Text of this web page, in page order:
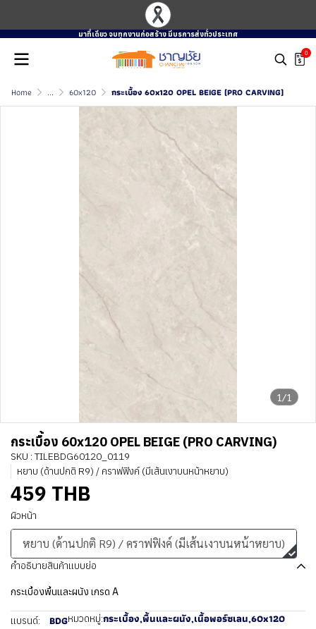
มาที่เดียว จบทุกงานก่อสร้าง มีบรการส่งทั่วประเทศ
0
Home ... 60x120 กระเบื้อง 60x120 OPEL BEIGE (PRO CARVING)
1/1
กระเบื้อง 60x120 OPEL BEIGE (PRO CARVING)
SKU : TILEBDG60120_0119
หยาบ (ด้านปกติ R9) / คราฟฟิงค์ (มีเส้นเงาบนหน้าหยาบ)
459 THB
ผิวหน้า
หยาบ (ด้านปกติ R9) / คราฟฟิงค์ (มีเส้นเงาบนหน้าหยาบ)
คำอธิบายสินค้าแบบย่อ
กระเบื้องพื้นและผนัง เกรด A
แบรนด์: BDGหมวดหมู่:กระเบื้อง,พื้นและผนัง,เนื้อพอร์ซเลน,60x120